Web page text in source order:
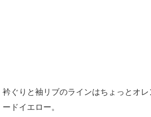
衿ぐりと袖リブのラインはちょっとオ
ードイエロー。